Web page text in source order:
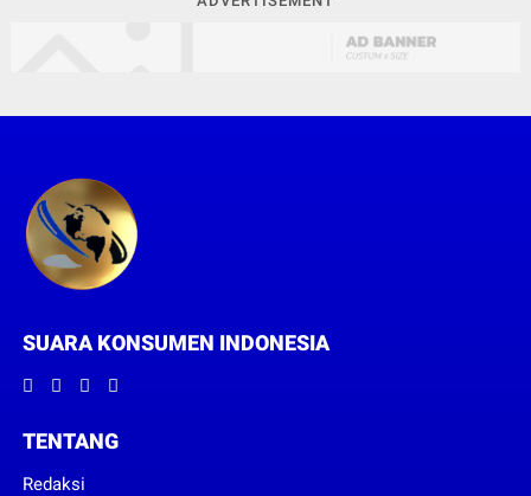
SUARA KONSUMEN INDONESIA
TENTANG
Redaksi